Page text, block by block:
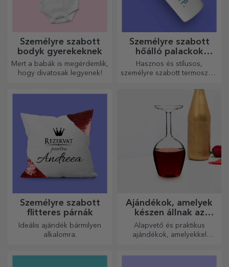
Személyre szabott
bodyk gyerekeknek
Mert a babák is megérdemlik,
hogy divatosak legyenek!
Személyre szabott
hőálló palackok
fogantyúval
Hasznos és stílusos,
személyre szabott termoszok,
évszakban élvezheti kedvenc
Személyre szabott
flitteres párnák
Ideális ajándék bármilyen
alkalomra.
Ajándékok, amelyek
készen állnak az
átadásra
Alapvető és praktikus
ajándékok, amelyekkel